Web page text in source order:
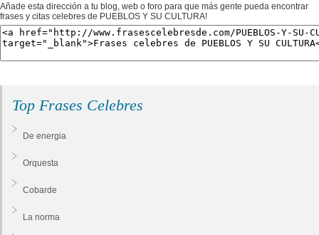
Añade esta dirección a tu blog, web o foro para que más gente pueda encontrar
frases y citas celebres de PUEBLOS Y SU CULTURA!
Top Frases Celebres
De energia
Orquesta
Cobarde
La norma